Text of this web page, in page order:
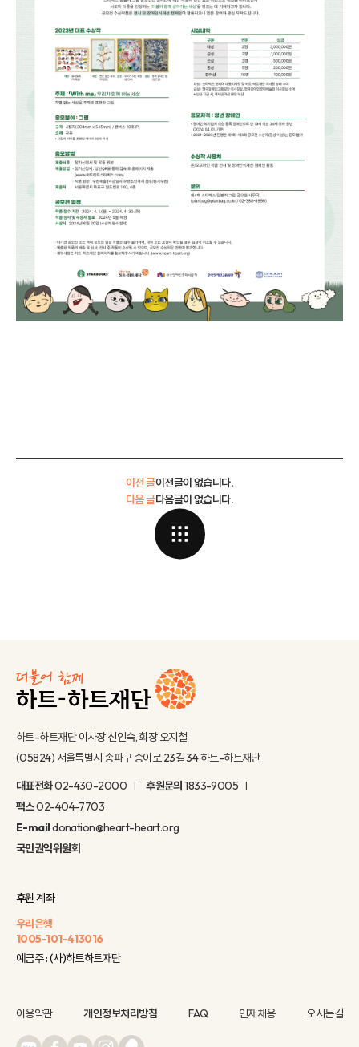
이전 글이전글이 없습니다.
다음글이 없습니다.
다음 글
하트-하트재단 이사장 신인숙, 회장 오지철
(05824) 서울특별시 송파구 송이로 23길 34 하트-하트재단
대표전화02-430-2000 후원문의1833-9005
팩스02-404-7703
E-maildonation@heart-heart.org
국민권익위원회
후원 계좌
우리은행
1005-101-413016
예금주 : (사)하트하트재단
이용약관 개인정보처리방침 FAQ 인재채용 오시는길